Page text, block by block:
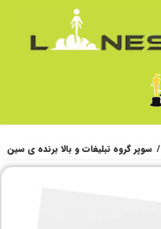
/ سوپر گروه تبلیغات و بالا برنده ی سین